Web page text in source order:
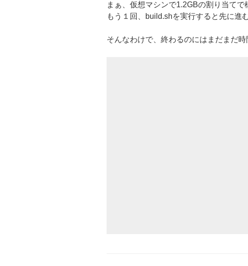
まぁ、仮想マシンで1.2GBの割り当てで
もう１回、build.shを実行すると先に進
そんなわけで、終わるのにはまだまだ時